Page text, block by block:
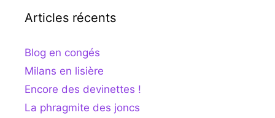
Articles récents
Blog en congés
Milans en lisière
Encore des devinettes !
La phragmite des joncs